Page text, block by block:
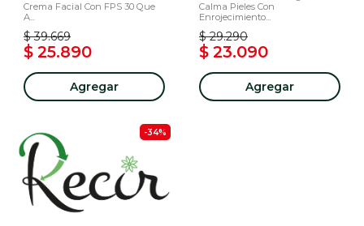
Crema Facial Con FPS 30 Que
A...
$ 39.669
$ 25.890
Agregar
Calma Pieles Con
Enrojecimiento...
$ 29.290
$ 23.090
Agregar
-34%